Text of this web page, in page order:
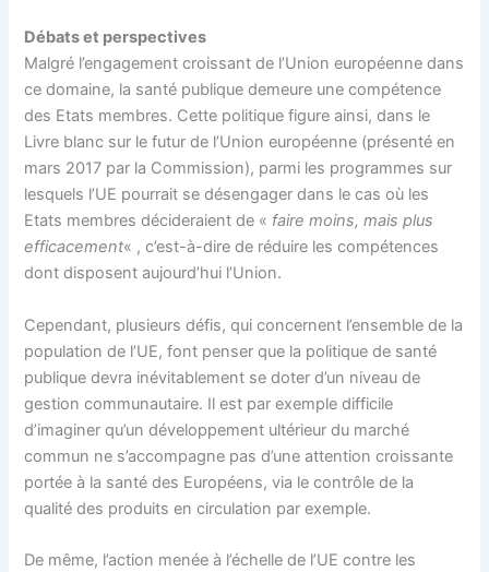
Débats et perspectives
Malgré l’engagement croissant de l’Union européenne dans
ce domaine, la santé publique demeure une compétence
des Etats membres. Cette politique figure ainsi, dans le
Livre blanc sur le futur de l’Union européenne (présenté en
mars 2017 par la Commission), parmi les programmes sur
lesquels l’UE pourrait se désengager dans le cas où les
Etats membres décideraient de « faire moins, mais plus
efficacement« , c’est-à-dire de réduire les compétences
dont disposent aujourd’hui l’Union.
Cependant, plusieurs défis, qui concernent l’ensemble de la
population de l’UE, font penser que la politique de santé
publique devra inévitablement se doter d’un niveau de
gestion communautaire. Il est par exemple difficile
d’imaginer qu’un développement ultérieur du marché
commun ne s’accompagne pas d’une attention croissante
portée à la santé des Européens, via le contrôle de la
qualité des produits en circulation par exemple.
De même, l’action menée à l’échelle de l’UE contre les